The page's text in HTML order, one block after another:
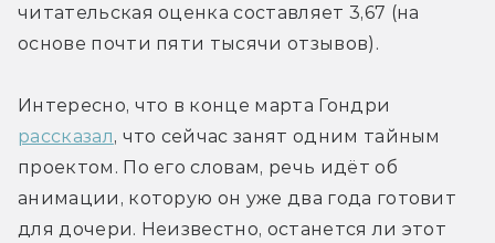
читательская оценка составляет 3,67 (на
основе почти пяти тысячи отзывов).
рассказал, что сейчас занят одним тайным
проектом. По его словам, речь идёт об
анимации, которую он уже два года готовит
для дочери. Неизвестно, останется ли этот